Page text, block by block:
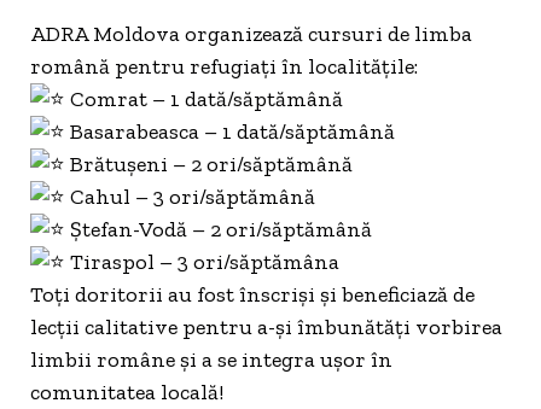
ADRA Moldova organizează cursuri de limba
română pentru refugiați în localitățile:
Comrat – 1 dată/săptămână
Basarabeasca – 1 dată/săptămână
Brătușeni – 2 ori/săptămână
Cahul – 3 ori/săptămână
Ștefan-Vodă – 2 ori/săptămână
Tiraspol – 3 ori/săptămâna
Toți doritorii au fost înscriși și beneficiază de
lecții calitative pentru a-și îmbunătăți vorbirea
limbii române și a se integra ușor în
comunitatea locală!